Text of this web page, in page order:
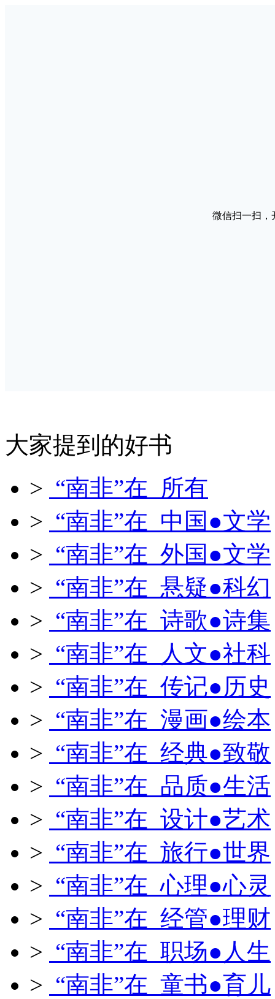
微信扫一扫，
大家提到的好书
> “南非”在 所有
> “南非”在 中国●文学
> “南非”在 外国●文学
> “南非”在 悬疑●科幻
> “南非”在 诗歌●诗集
> “南非”在 人文●社科
> “南非”在 传记●历史
> “南非”在 漫画●绘本
> “南非”在 经典●致敬
> “南非”在 品质●生活
> “南非”在 设计●艺术
> “南非”在 旅行●世界
> “南非”在 心理●心灵
> “南非”在 经管●理财
> “南非”在 职场●人生
> “南非”在 童书●育儿